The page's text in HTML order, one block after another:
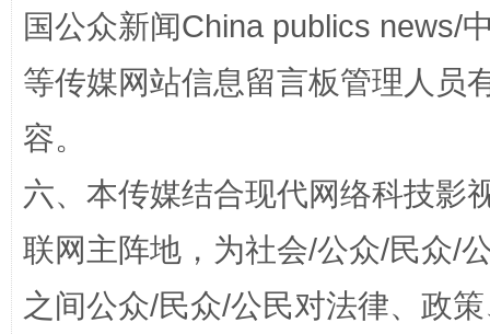
东山县通报“牛蛙产品抗生素超标问题” 法
千年窑火 生生不息 一
国公众新闻China publics news/
等传媒网站信息留言板管理人员
容。
六、本传媒结合现代网络科技影
联网主阵地，为社会/公众/民众/
之间公众/民众/公民对法律、政